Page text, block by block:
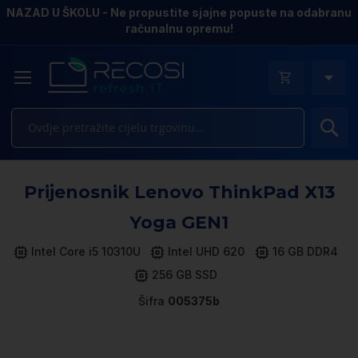
NAZAD U ŠKOLU - Ne propustite sjajne popuste na odabranu
računalnu opremu!
Prijenosnik Lenovo ThinkPad X13
Yoga GEN1
Intel Core i5 10310U Intel UHD 620
16 GB DDR4
256 GB SSD
Šifra 005375b